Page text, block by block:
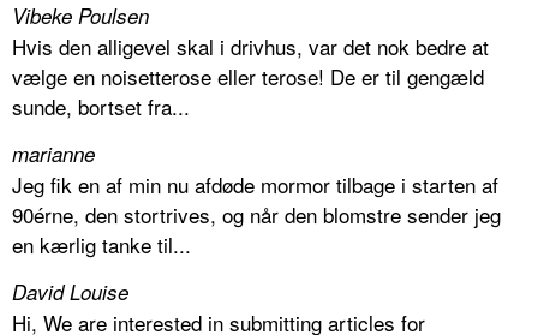
Vibeke Poulsen
Hvis den alligevel skal i drivhus, var det nok bedre at
vælge en noisetterose eller terose! De er til gengæld
sunde, bortset fra...
marianne
Jeg fik en af min nu afdøde mormor tilbage i starten af
90érne, den stortrives, og når den blomstre sender jeg
en kærlig tanke til...
David Louise
Hi, We are interested in submitting articles for